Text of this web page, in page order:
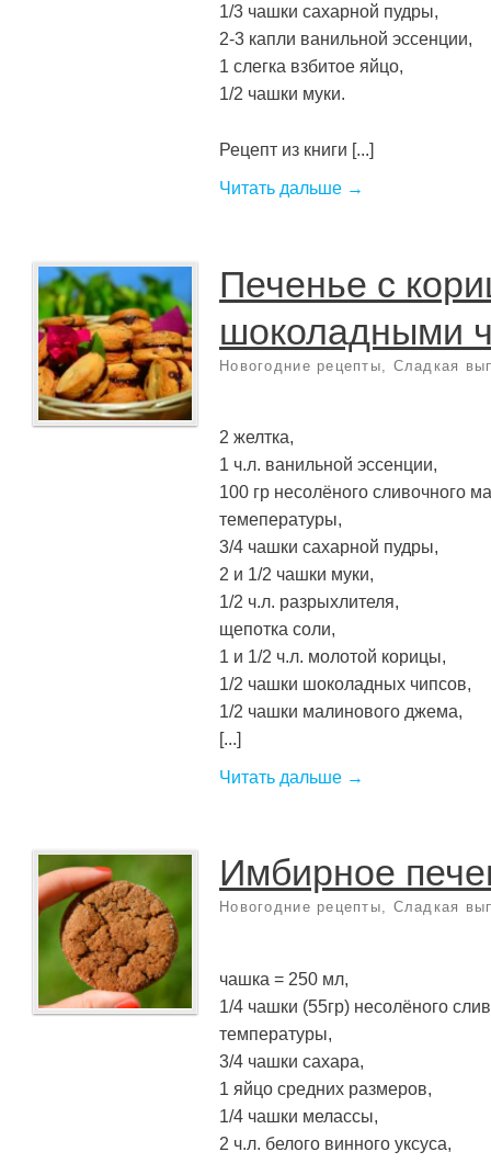
1/3 чашки сахарной пудры,
2-3 капли ванильной эссенции,
1 слегка взбитое яйцо,
1/2 чашки муки.
Рецепт из книги [...]
Читать дальше →
Печенье с
шоколадными
Новогодние рецепты Сладкая
2 желтка,
1 ч.л. ванильной эссенции,
100 гр несолёного сливочного
темепературы,
3/4 чашки сахарной пудры,
2 и 1/2 чашки муки,
1/2 ч.л. разрыхлителя,
щепотка соли,
1 и 1/2 ч.л. молотой корицы,
1/2 чашки шоколадных чипсов,
1/2 чашки малинового джема,
[...]
Читать дальше →
Имбирное
Новогодние рецепты, Сладкая
чашка = 250 мл,
1/4 чашки (55гр) несолёного
температуры,
3/4 чашки сахара,
1 яйцо средних размеров,
1/4 чашки мелассы,
2 ч.л. белого винного уксуса,